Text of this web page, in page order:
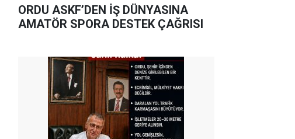
ORDU ASKF’DEN İŞ DÜNYASINA
AMATÖR SPORA DESTEK ÇAĞRISI